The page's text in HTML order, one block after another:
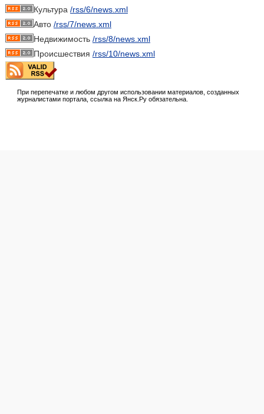
Культура /rss/6/news.xml
Авто /rss/7/news.xml
Недвижимость /rss/8/news.xml
Происшествия /rss/10/news.xml
При перепечатке и любом другом использовании материалов, созданных
журналистами портала, ссылка на Янск.Ру обязательна.